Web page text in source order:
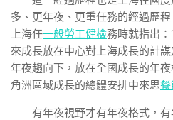
多、更年夜、更重任務的經過歷
上海任一般勞工健檢務時就指出：
來成長放在中心對上海成長的計
年夜趨向下，放在全國成長的年
角洲區域成長的總體安排中來思餐
有年夜視野才有年夜格式，有